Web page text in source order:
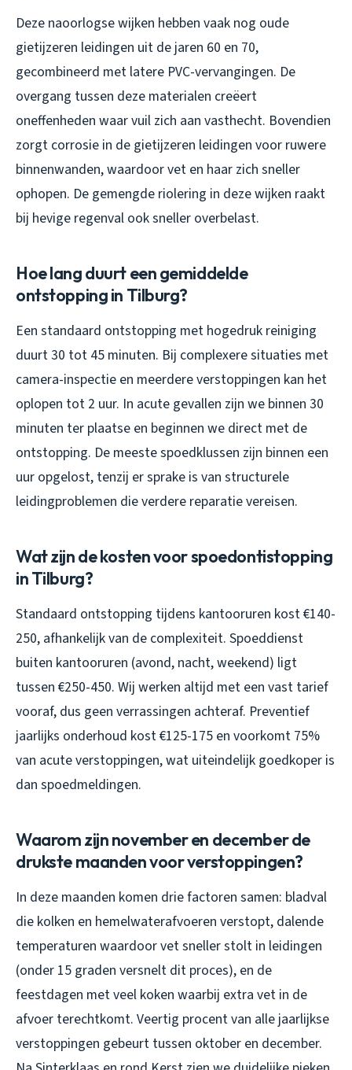
Deze naoorlogse wijken hebben vaak nog oude
gietijzeren leidingen uit de jaren 60 en 70,
gecombineerd met latere PVC-vervangingen. De
overgang tussen deze materialen creëert
oneffenheden waar vuil zich aan vasthecht. Bovendien
zorgt corrosie in de gietijzeren leidingen voor ruwere
binnenwanden, waardoor vet en haar zich sneller
ophopen. De gemengde riolering in deze wijken raakt
bij hevige regenval ook sneller overbelast.
Hoe lang duurt een gemiddelde
ontstopping in Tilburg?
Een standaard ontstopping met hogedruk reiniging
duurt 30 tot 45 minuten. Bij complexere situaties met
camera-inspectie en meerdere verstoppingen kan het
oplopen tot 2 uur. In acute gevallen zijn we binnen 30
minuten ter plaatse en beginnen we direct met de
ontstopping. De meeste spoedklussen zijn binnen een
uur opgelost, tenzij er sprake is van structurele
leidingproblemen die verdere reparatie vereisen.
Wat zijn de kosten voor spoedontistopping
in Tilburg?
Standaard ontstopping tijdens kantooruren kost €140-
250, afhankelijk van de complexiteit. Spoeddienst
buiten kantooruren (avond, nacht, weekend) ligt
tussen €250-450. Wij werken altijd met een vast tarief
vooraf, dus geen verrassingen achteraf. Preventief
jaarlijks onderhoud kost €125-175 en voorkomt 75%
van acute verstoppingen, wat uiteindelijk goedkoper is
dan spoedmeldingen.
Waarom zijn november en december de
drukste maanden voor verstoppingen?
In deze maanden komen drie factoren samen: bladval
die kolken en hemelwaterafvoeren verstopt, dalende
temperaturen waardoor vet sneller stolt in leidingen
(onder 15 graden versnelt dit proces), en de
feestdagen met veel koken waarbij extra vet in de
afvoer terechtkomt. Veertig procent van alle jaarlijkse
verstoppingen gebeurt tussen oktober en december.